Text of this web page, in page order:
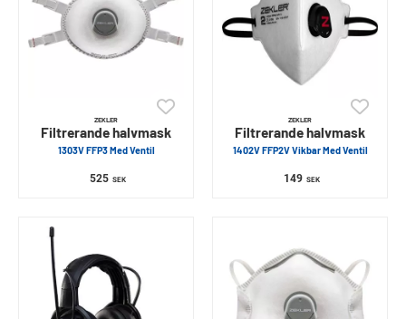
ZEKLER
Filtrerande halvmask
1303V FFP3 Med Ventil
525 SEK
ZEKLER
Filtrerande halvmask
1402V FFP2V Vikbar Med Ventil
149 SEK